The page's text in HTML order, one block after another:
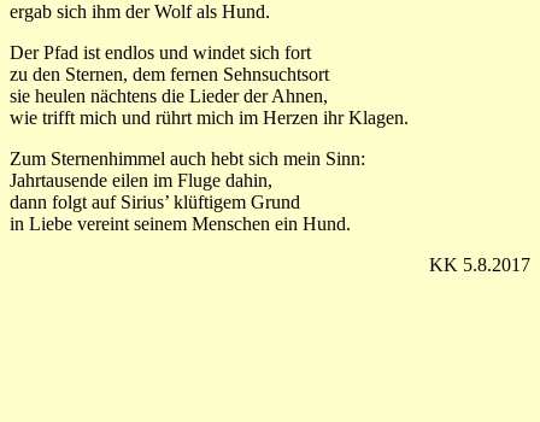
ergab sich ihm der Wolf als Hund.
Der Pfad ist endlos und windet sich fort
zu den Sternen, dem fernen Sehnsuchtsort
sie heulen nächtens die Lieder der Ahnen,
wie trifft mich und rührt mich im Herzen ihr Klagen.
Zum Sternenhimmel auch hebt sich mein Sinn:
Jahrtausende eilen im Fluge dahin,
dann folgt auf Sirius’ klüftigem Grund
in Liebe vereint seinem Menschen ein Hund.
KK 5.8.2017